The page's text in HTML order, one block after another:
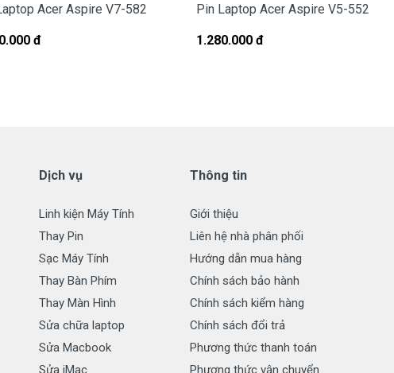
Biết Pin
pin, không xả pin đều được đổi mới hết nhé.
không bị cháy nổ )
laptopPin Acer Aspire 4920
Acer Aspire V7-582
đ
Pin Laptop Acer Aspire V5-552
1.280.000 đ
Dịch vụ
Linh kiện Máy Tính
Thay Pin
Sạc Máy Tính
Thay Bàn Phím
Thay Màn Hình
Sửa chữa laptop
Sửa Macbook
Sửa iMac
Thông tin
Giới thiệu
Liên hệ nhà phân phối
Hướng dẫn mua hàng
Chính sách bảo hành
Chính sách kiểm hàng
Chính sách đổi trả
Phương thức thanh toán
Phương thức vận chuyển